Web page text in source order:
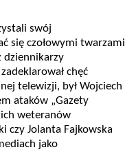
swój
się czołowymi twarzami
dziennikarzy
chęć
telewizji, był Wojciech
ataków „Gazety
weteranów
czy Jolanta Fajkowska
jako